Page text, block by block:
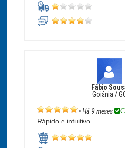
Fábio
Goiânia /
• Há 9 meses
Rápido e intuitivo.